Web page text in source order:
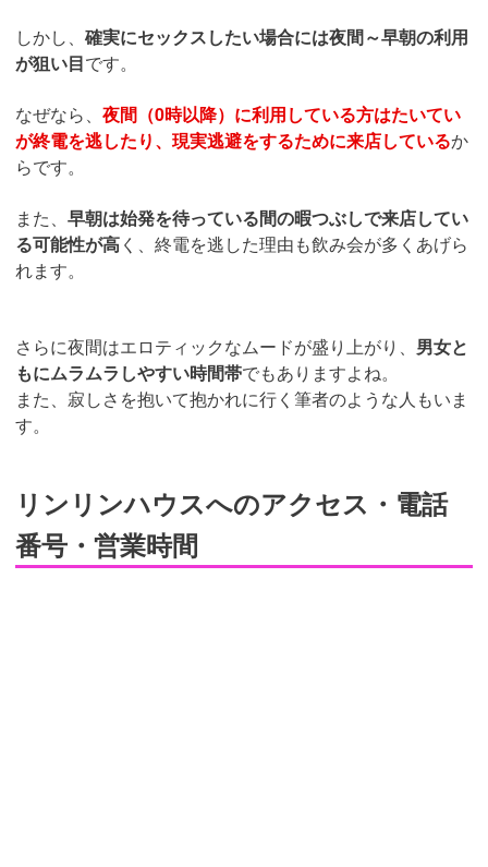
しかし、 確実にセックスしたい場合には夜間～早朝の利用
が狙い目です。
なぜなら、 夜間（0時以降）に利用している方はたいてい
が終電を逃したり、現実逃避をするために来店しているか
らです。
また、 早朝は始発を待っている間の暇つぶしで来店してい
る可能性が高く、終電を逃した理由も飲み会が多くあげら
れます。
さらに夜間はエロティックなムードが盛り上がり、 男女と
もにムラムラしやすい時間帯でもありますよね。
また、寂しさを抱いて抱かれに行く筆者のような人もいま
す。
リンリンハウスへのアクセス・電話
番号・営業時間